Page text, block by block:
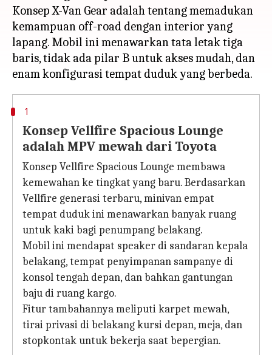
Konsep X-Van Gear adalah tentang memadukan
kemampuan off-road dengan interior yang
lapang. Mobil ini menawarkan tata letak tiga
baris, tidak ada pilar B untuk akses mudah, dan
1
Konsep Vellfire Spacious Lounge
adalah MPV mewah dari Toyota
Konsep Vellfire Spacious Lounge membawa
kemewahan ke tingkat yang baru. Berdasarkan
Vellfire generasi terbaru, minivan empat
tempat duduk ini menawarkan banyak ruang
untuk kaki bagi penumpang belakang.
Mobil ini mendapat speaker di sandaran kepala
belakang, tempat penyimpanan sampanye di
konsol tengah depan, dan bahkan gantungan
baju di ruang kargo.
Fitur tambahannya meliputi karpet mewah,
tirai privasi di belakang kursi depan, meja, dan
stopkontak untuk bekerja saat bepergian.